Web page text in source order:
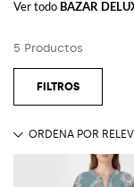
Ver todo BAZAR
5 Productos